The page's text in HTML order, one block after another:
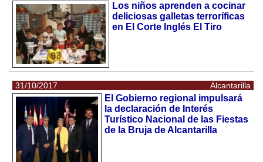
Los niños aprenden a cocinar
deliciosas galletas terroríficas
en El Corte Inglés El Tiro
31/10/2017 Alcantarilla
El Gobierno regional impulsará
la declaración de Interés
Turístico Nacional de las Fiestas
de la Bruja de Alcantarilla